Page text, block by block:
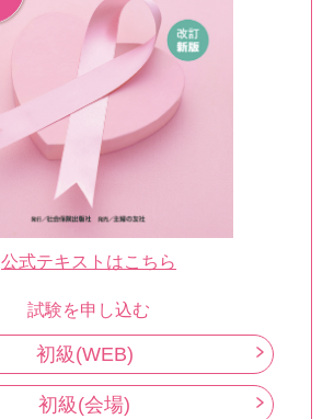
公式テキストはこちら
試験を申し込む
初級(WEB)
初級(会場)